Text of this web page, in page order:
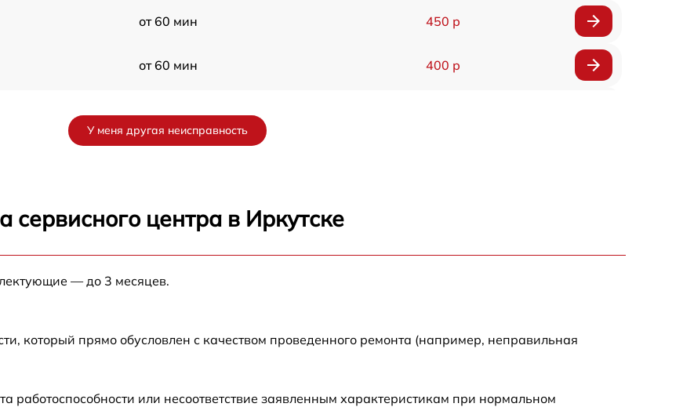
от 60 мин 450 р
от 60 мин 400 р
У меня другая неисправность
сервисного центра в Иркутске
— до 3 месяцев.
который прямо обусловлен с качеством проведенного ремонта (например, неправильная
работоспособности или несоответствие заявленным характеристикам при нормальном